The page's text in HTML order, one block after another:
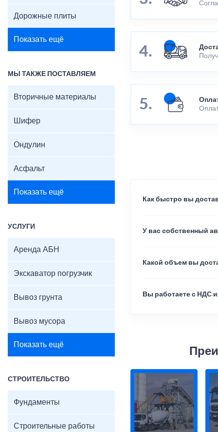
Дорожные плиты
Показать ещё
МЫ ТАКЖЕ ПОСТАВЛЯЕМ
Вторичные материалы
Шифер
Ондулин
Асфальт
Показать ещё
УСЛУГИ
Аренда АБН
Экскаватор погрузчик
Вывоз грунта
Вывоз мусора
Показать ещё
СТРОИТЕЛЬСТВО
Фундаменты
Строительные работы
Как быстро вы
У вас собственный
Какой объем вы
Вы работаете с НДС